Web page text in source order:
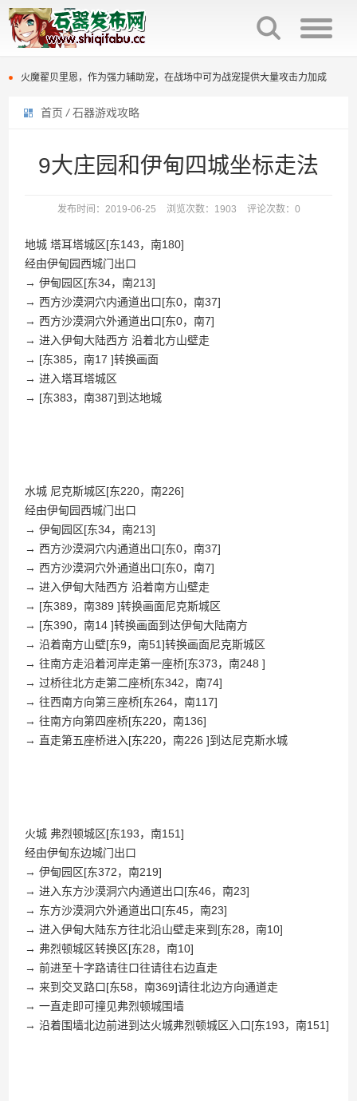
石器时代觉醒制作人来信：感谢全体石灰并肩同行
百战石器优化回炉面板显示参数，直接提示满档信息，避免遗漏。
百战石器私服凌晨掉线说明
石器时代觉醒制作人来信：感谢全体石灰并肩同行
百战石器优化回炉面板显示参数，直接提示满档信息，避免遗漏。
百战石器更新主线任务支持组队完成（同时支持一机多控）
百战石器私服新区开放众多活动开启
百战石器私服凌晨掉线说明
首页 / 石器游戏攻略
9大庄园和伊甸四城坐标走法
发布时间：2019-06-25 浏览次数：1903 评论次数：0
地城 塔耳塔城区[东143，南180]
经由伊甸园西城门出口
→ 伊甸园区[东34，南213]
→ 西方沙漠洞穴内通道出口[东0，南37]
→ 西方沙漠洞穴外通道出口[东0，南7]
→ 进入伊甸大陆西方 沿着北方山壁走
→ [东385，南17 ]转换画面
→ 进入塔耳塔城区
→ [东383，南387]到达地城
水城 尼克斯城区[东220，南226]
经由伊甸园西城门出口
→ 伊甸园区[东34，南213]
→ 西方沙漠洞穴内通道出口[东0，南37]
→ 西方沙漠洞穴外通道出口[东0，南7]
→ 进入伊甸大陆西方 沿着南方山壁走
→ [东389，南389 ]转换画面尼克斯城区
→ [东390，南14 ]转换画面到达伊甸大陆南方
→ 沿着南方山壁[东9，南51]转换画面尼克斯城区
→ 往南方走沿着河岸走第一座桥[东373，南248 ]
→ 过桥往北方走第二座桥[东342，南74]
→ 往西南方向第三座桥[东264，南117]
→ 往南方向第四座桥[东220，南136]
→ 直走第五座桥进入[东220，南226 ]到达尼克斯水城
火城 弗烈顿城区[东193，南151]
经由伊甸东边城门出口
→ 伊甸园区[东372，南219]
→ 进入东方沙漠洞穴内通道出口[东46，南23]
→ 东方沙漠洞穴外通道出口[东45，南23]
→ 进入伊甸大陆东方往北沿山壁走来到[东28，南10]
→ 弗烈顿城区转换区[东28，南10]
→ 前进至十字路请往口往请往右边直走
→ 来到交叉路口[东58，南369]请往北边方向通道走
→ 一直走即可撞见弗烈顿城围墙
→ 沿着围墙北边前进到达火城弗烈顿城区入口[东193，南151]